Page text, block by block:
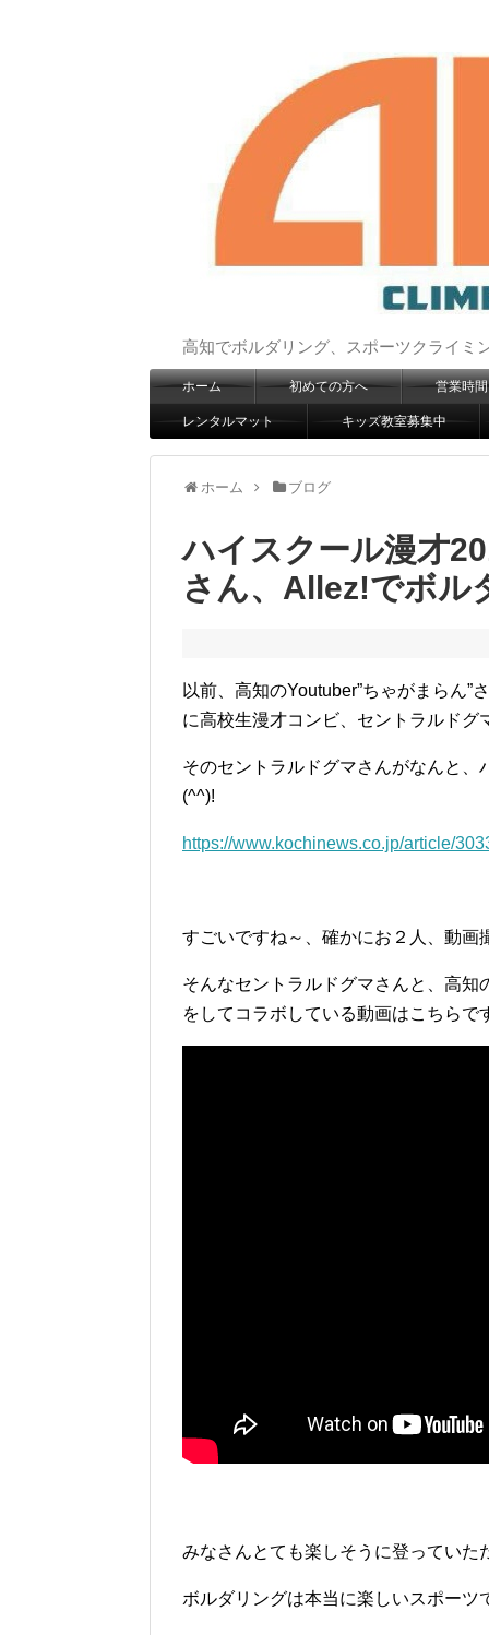
高知でボルダリング、スポーツクライミ
ホーム 初めての方へ 営業時
レンタルマット キッズ教室募集中
ホーム ブログ
ハイスクール漫才
さん、Allez!でボル
以前、高知のYoutuber”ちゃがまらん
に高校生漫才コンビ、セントラルド
そのセントラルドグマさんがなんと
(^^)!
https://www.kochinews.co.jp/article/
すごいですね～、確かにお２人、動
そんなセントラルドグマさんと、高
をしてコラボしている動画はこちらで
みなさんとても楽しそうに登っていた
ボルダリングは本当に楽しいスポーツ